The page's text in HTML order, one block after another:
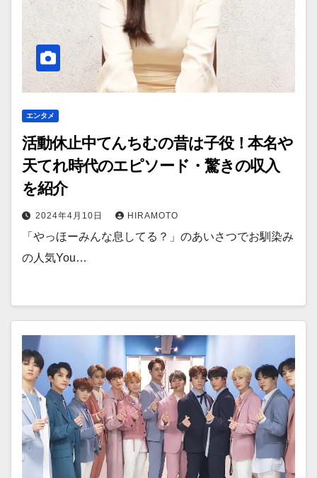
エンタメ
活動休止中てんちむの昔は子役！本名や
天てれ時代のエピソード・驚きの収入
を紹介
2024年4月10日 HIRAMOTO
「やっほーみんな息してる？」のあいさつでお馴染み
の人気You…